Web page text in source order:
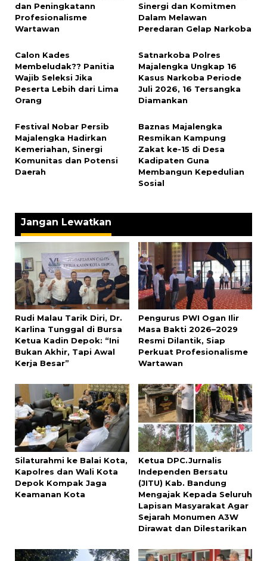
dan Peningkatann
Profesionalisme
Wartawan
Sinergi dan Komitmen
Dalam Melawan
Peredaran Gelap Narkoba
‎Calon Kades
Membeludak?? Panitia
Wajib Seleksi Jika
Peserta Lebih dari Lima
Orang
Satnarkoba Polres
Majalengka Ungkap 16
Kasus Narkoba Periode
Juli 2026, 16 Tersangka
Diamankan
Festival Nobar Persib
Majalengka Hadirkan
Kemeriahan, Sinergi
Komunitas dan Potensi
Daerah
Baznas Majalengka
Resmikan Kampung
Zakat ke-15 di Desa
Kadipaten Guna
Membangun Kepedulian
Sosial
Jangan Lewatkan
Rudi Malau Tarik Diri, Dr.
Karlina Tunggal di Bursa
Ketua Kadin Depok: “Ini
Bukan Akhir, Tapi Awal
Kerja Besar”
Pengurus PWI Ogan Ilir
Masa Bakti 2026–2029
Resmi Dilantik, Siap
Perkuat Profesionalisme
Wartawan
Silaturahmi ke Balai Kota,
Kapolres dan Wali Kota
Depok Kompak Jaga
Keamanan Kota
Ketua DPC.Jurnalis
Independen Bersatu
(JITU) Kab. Bandung
Mengajak Kepada Seluruh
Lapisan Masyarakat Agar
Sejarah Monumen A3W
Dirawat dan Dilestarikan